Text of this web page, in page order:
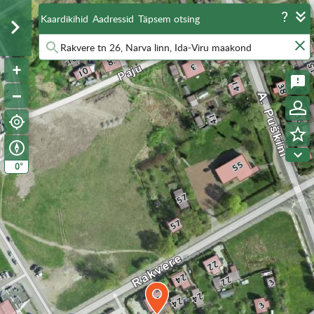
0°
Kaardikihid Aadressid Täpsem otsing